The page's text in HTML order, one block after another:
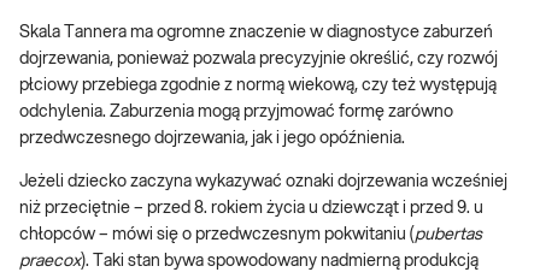
Skala Tannera ma ogromne znaczenie w diagnostyce zaburzeń
dojrzewania, ponieważ pozwala precyzyjnie określić, czy rozwój
płciowy przebiega zgodnie z normą wiekową, czy też występują
odchylenia. Zaburzenia mogą przyjmować formę zarówno
przedwczesnego dojrzewania, jak i jego opóźnienia.
Jeżeli dziecko zaczyna wykazywać oznaki dojrzewania wcześniej
niż przeciętnie – przed 8. rokiem życia u dziewcząt i przed 9. u
chłopców – mówi się o przedwczesnym pokwitaniu ( pubertas
praecox). Taki stan bywa spowodowany nadmierną produkcją